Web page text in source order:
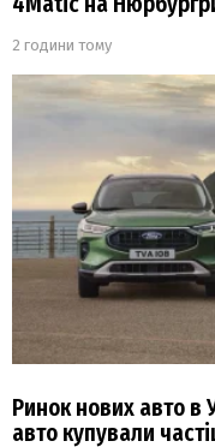
2 години тому
Ринок нових авто в
авто купували